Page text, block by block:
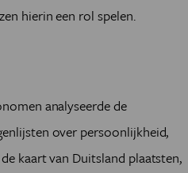
hierin een rol spelen.
analyseerde de
over persoonlijkheid,
kaart van Duitsland plaatsten,